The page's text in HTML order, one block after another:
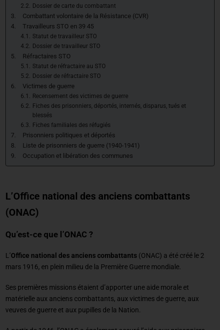
Dossier de carte du combattant
Combattant volontaire de la Résistance (CVR)
Travailleurs STO en 39 45
Statut de travailleur STO
Dossier de travailleur STO
Réfractaires STO
Statut de réfractaire au STO
Dossier de réfractaire STO
Victimes de guerre
Recensement des victimes de guerre
Fiches des prisonniers, déportés, internés, disparus, tués et
blessés
Fiches familiales des réfugiés
Prisonniers politiques et déportés
Liste de prisonniers de guerre (1940-1941)
Occupation et libération des communes
L’Office national des anciens combattants
(ONAC)
Qu’est-ce que l’ONAC ?
L’Office national des anciens combattants(ONAC) a été créé le 2
mars 1916, en plein milieu de la Première Guerre mondiale.
Ses premières missions étaient d’apporter une aide morale et
matérielle aux anciens combattants, aux victimes de guerre, aux
veuves de guerre et aux pupilles de la Nation.